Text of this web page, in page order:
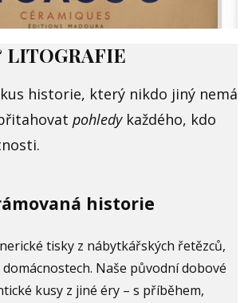
LITOGRAFIE
historie, který nikdo jiný nemá
pohledykaždého, kdo
historie
tisky z nábytkářských řetězců,
Naše původní dobové
kusy z jiné éry – s příběhem,